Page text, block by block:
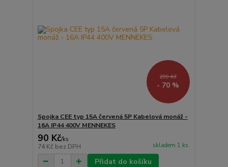
299 Kč
- 70 %
Spojka CEE typ 15A červená 5P Kabelová monáž -
16A IP44 400V MENNEKES
90 Kč/ks
74 Kč bez DPH skladem 1 ks
Přidat do košíku